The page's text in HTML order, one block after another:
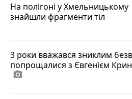
На полігоні у Хмельницькому
знайшли фрагменти тіл
3 роки вважався зниклим
попрощалися з Євгенієм
photo_camera